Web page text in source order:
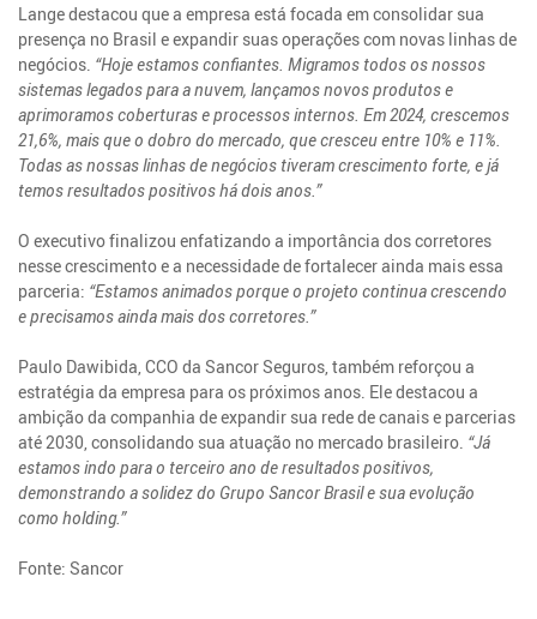
Lange destacou que a empresa está focada em consolidar sua
presença no Brasil e expandir suas operações com novas linhas de
negócios. “Hoje estamos confiantes. Migramos todos os nossos
sistemas legados para a nuvem, lançamos novos produtos e
aprimoramos coberturas e processos internos. Em 2024, crescemos
21,6%, mais que o dobro do mercado, que cresceu entre 10% e 11%.
Todas as nossas linhas de negócios tiveram crescimento forte, e já
temos resultados positivos há dois anos.”
O executivo finalizou enfatizando a importância dos corretores
nesse crescimento e a necessidade de fortalecer ainda mais essa
parceria: “Estamos animados porque o projeto continua crescendo
e precisamos ainda mais dos corretores.”
Paulo Dawibida, CCO da Sancor Seguros, também reforçou a
estratégia da empresa para os próximos anos. Ele destacou a
ambição da companhia de expandir sua rede de canais e parcerias
até 2030, consolidando sua atuação no mercado brasileiro. “Já
estamos indo para o terceiro ano de resultados positivos,
demonstrando a solidez do Grupo Sancor Brasil e sua evolução
como holding.”
Fonte: Sancor